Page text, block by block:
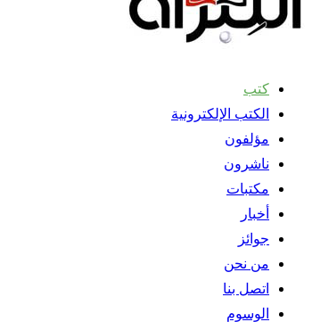
كتب
الكتب الإلكترونية
مؤلفون
ناشرون
مكتبات
أخبار
جوائز
من نحن
اتصل بنا
الوسوم